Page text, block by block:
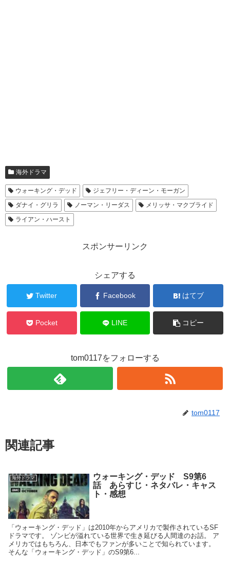
海外ドラマ
ウォーキング・デッド
ジェフリー・ディーン・モーガン
ダナイ・グリラ
ノーマン・リーダス
メリッサ・マクブライド
ライアン・ハースト
スポンサーリンク
シェアする
Twitter Facebook はてブ
Pocket LINE コピー
tom0117をフォローする
tom0117
関連記事
海外ドラマ
ウォーキング・デッド S9第6
話 あらすじ・ネタバレ・キャス
ト・感想
「ウォーキング・デッド」は2010年からアメリカで製作されているSF
ドラマです。 ゾンビが溢れている世界で生き延びる人間達のお話。 ア
メリカではもちろん、日本でもファンが多いことで知られています。
そんな「ウォーキング・デッド」のS9第6...